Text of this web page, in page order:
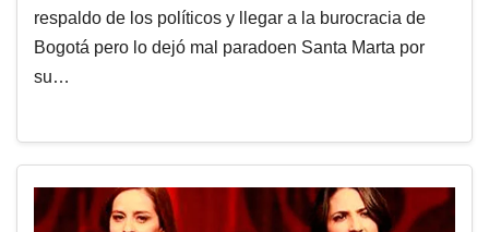
respaldo de los políticos y llegar a la burocracia de
Bogotá pero lo dejó mal paradoen Santa Marta por
su…